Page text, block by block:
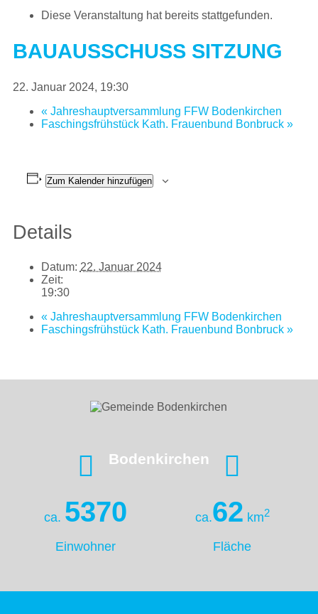
Diese Veranstaltung hat bereits stattgefunden.
BAUAUSSCHUSS SITZUNG
22. Januar 2024, 19:30
«Jahreshauptversammlung FFW Bodenkirchen
Faschingsfrühstück Kath. Frauenbund Bonbruck »
Zum Kalender hinzufügen
Details
Datum: 22. Januar 2024
Zeit:
19:30
«Jahreshauptversammlung FFW Bodenkirchen
Faschingsfrühstück Kath. Frauenbund Bonbruck »
Bodenkirchen
ca. 5370
Einwohner
ca.62 km2
Fläche